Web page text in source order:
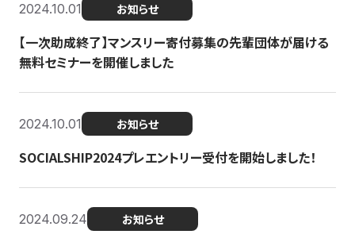
2024.10.01 お知らせ
【一次助成終了】マンスリー寄付募集の先輩団体が届ける
無料セミナーを開催しました
2024.10.01 お知らせ
SOCIALSHIP2024プレエントリー受付を開始しました！
2024.09.24 お知らせ